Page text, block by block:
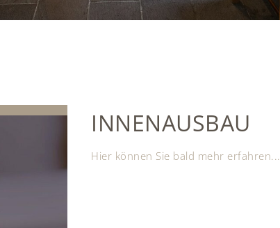
INNENAUSBAU
Hier können Sie bald mehr erfahren...